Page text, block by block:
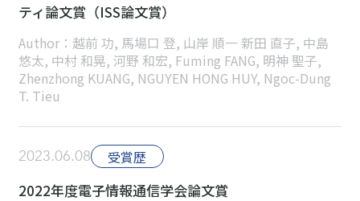
ティ論文賞（ISS論文賞）
Author：越前 功, 馬場口 登, 山岸 順一 新田 直子, 中島
悠太, 中村 和晃, 河野 和宏, Fuming FANG, 明神 聖子,
Zhenzhong KUANG, NGUYEN HONG HUY, Ngoc-Dung
T. Tieu
2023.06.08 受賞歴
2022年度電子情報通信学会論文賞